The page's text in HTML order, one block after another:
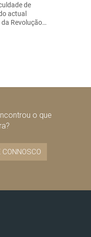
de
actual
Revolução…
o que
CONNOSCO